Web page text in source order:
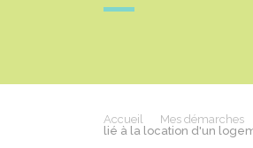
Accueil Mes démarches
lié à la location d'un